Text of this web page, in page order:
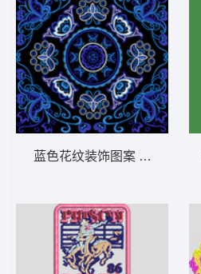
蓝色花纹装饰图案 抱枕 青花